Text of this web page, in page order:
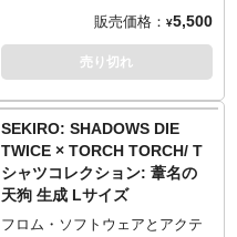
TORCH TORCH OFFICIAL
https://torchtorch.jp/
Lサイズ （73cm／55cm／50cm
／22cm）
XLサイズ （77cm／58cm／
XXLサイズ （84cm／68cm／
60cm／26cm）
──────────────────
■マテリアル
綿100% 5.6oz ヘビーウェイトボ
ディ
乾いたタッチで、着こなしやす
く仕上げました。
生地はしっかりとした厚みの5.6
何度洗っても型崩れしづらく風
合いが出るのが特徴です。
──────────────────
■サイズ（着丈／身幅／肩幅／袖
丈）
Sサイズ （65cm／49cm／42cm
アドベンチャーゲーム
『SEKIRO: SHADOWS DIE
TWICE』。「TORCH TORCH」
とのコラボレーションTシャツ、
呼ぶ謎の男、「葦名の天狗」。
面と蓑を身にまとい、内府の密
偵を狩るために暗躍する彼の正
体とは……？そんな世を忍ぶ豪
傑の姿を、原田隼（TORCH
販売価格： ¥5,500
売り切れ
SEKIRO: SHADOWS DIE
TWICE × TORCH TORCH/ T
シャツコレクション: 葦名の
天狗 生成 Lサイズ
フロム・ソフトウェアとアクテ